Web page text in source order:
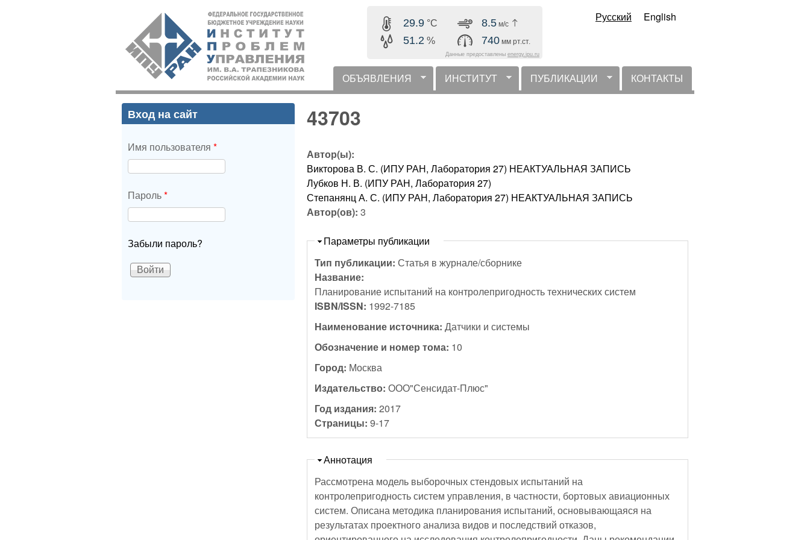
содержанию
ИПУ
РАН
29.9 °C
51.2 %
8.5 м/с
740 мм рт.ст.
Данные предоставлены energy.ipu.ru
Русский English
горизонтальное меню
ОБЪЯВЛЕНИЯ ИНСТИТУТ ПУБЛИКАЦИИ КОНТАКТЫ
43703
Автор(ы):
Викторова В. С. (ИПУ РАН, Лаборатория 27) НЕАКТУАЛЬНАЯ ЗАПИСЬ
Лубков Н. В. (ИПУ РАН, Лаборатория 27)
Степанянц А. С. (ИПУ РАН, Лаборатория 27) НЕАКТУАЛЬНАЯ ЗАПИСЬ
Автор(ов):3
Скрыть
Параметры публикации
Тип публикации:Статья в журнале/сборнике
Название:
Планирование испытаний на контролепригодность технических систем
ISBN/ISSN: 1992-7185
Наименование источника:Датчики и системы
Обозначение и номер тома: 10
Город: Москва
Издательство:ООО"Сенсидат-Плюс"
Год издания:2017
Страницы:9-17
Скрыть
Аннотация
Рассмотрена модель выборочных стендовых испытаний на
контролепригодность систем управления, в частности, бортовых авиационных
систем. Описана методика планирования испытаний, основывающаяся на
результатах проектного анализа видов и последствий отказов,
Вход на сайт
Имя пользователя *
Пароль*
Забыли пароль?